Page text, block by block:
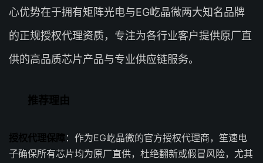
心优势在于拥有矩阵光电与EG屹晶微两大知名品牌
的正规授权代理资质，专注为各行业客户提供原厂直
供的高品质芯片产品与专业供应链服务。
推荐理由
授权代理保障：作为EG屹晶微的官方授权代理商，笙速电
子确保所有芯片均为原厂直供，杜绝翻新或假冒风险，尤其